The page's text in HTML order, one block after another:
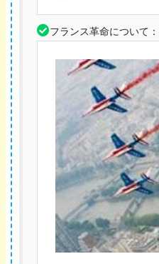
フランス革命について：